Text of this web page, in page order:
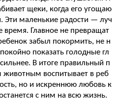
щеки, когда его угощаю
Эти маленькие радости — луч
время. Главное не превращат
забыл покормить, не н
показать голодные гл
В итоге правильный п
воспитывает в реб
но и искреннюю любовь к
с ним на всю жизнь.